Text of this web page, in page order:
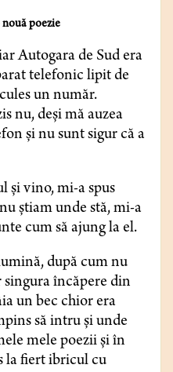
poezie
Autogara de Sud era
telefonic lipit de
un număr.
nu, deși mă auzea
și nu sunt sigur că a
și vino, mi-a spus
știam unde stă, mi-a
cum să ajung la el.
după cum nu
încăpere din
un bec chior era
să intru și unde
mele poezii și în
la fiert ibricul cu